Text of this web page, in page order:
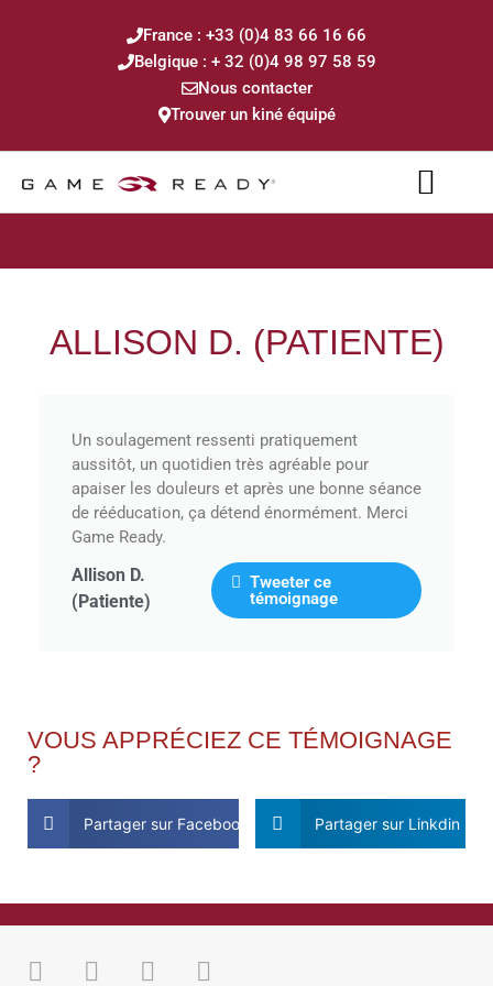
France : +33 (0)4 83 66 16 66
Belgique : + 32 (0)4 98 97 58 59
Nous contacter
Trouver un kiné équipé
ALLISON D. (PATIENTE)
Un soulagement ressenti pratiquement
aussitôt, un quotidien très agréable pour
apaiser les douleurs et après une bonne séance
de rééducation, ça détend énormément. Merci
Game Ready.
Allison D.
(Patiente)
Tweeter ce
témoignage
VOUS APPRÉCIEZ CE TÉMOIGNAGE
?
Partager sur Facebook Partager sur Linkdin